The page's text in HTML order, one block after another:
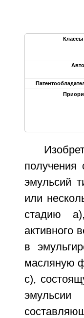
получения
эмульсий
или
стадию
активного
в
масляную
c),